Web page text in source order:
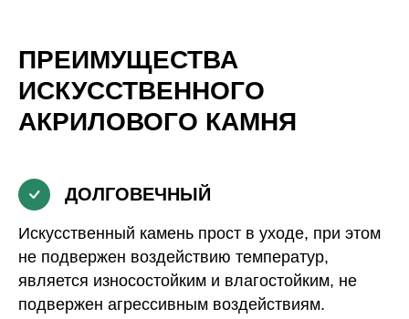
ПРЕИМУЩЕСТВА
ИСКУССТВЕННОГО
АКРИЛОВОГО КАМНЯ
ДОЛГОВЕЧНЫЙ
Искусственный камень прост в уходе, при этом
не подвержен воздействию температур,
является износостойким и влагостойким, не
подвержен агрессивным воздействиям.